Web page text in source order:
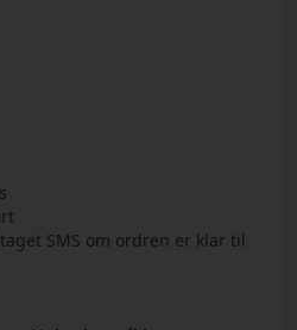
SMS om ordren er klar til